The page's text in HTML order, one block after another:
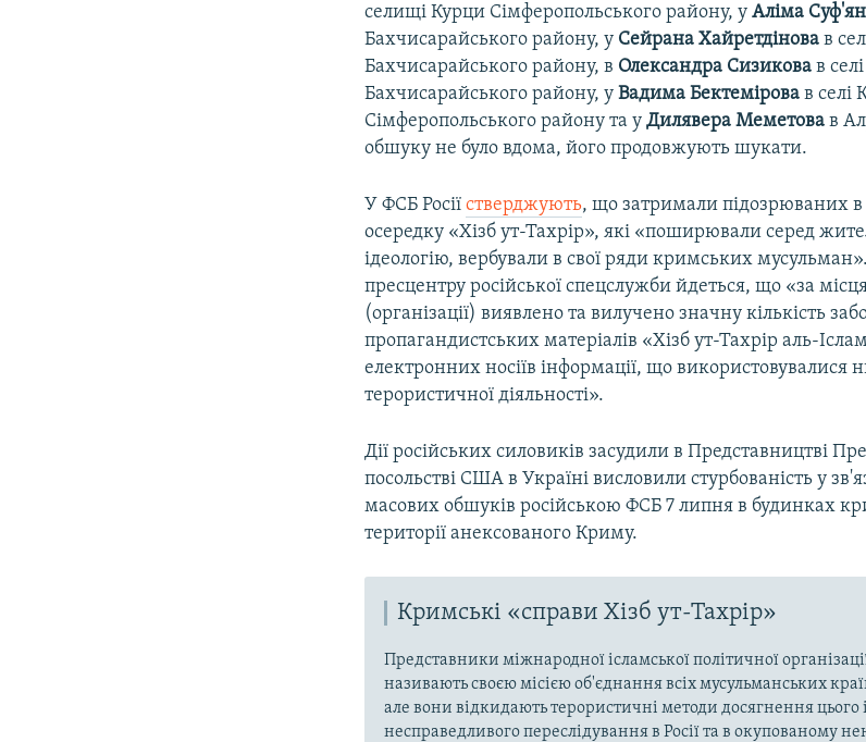
селищі Курци Сімферопольського району, уАліма
Бахчисарайського району, у Сейрана Хайретдінова в
Бахчисарайського району, в Олександра Сизикова в
Бахчисарайського району, уВадима Бектемірова в селі
Сімферопольського району та уДилявера Меметова в
обшуку не було вдома, його продовжують шукати.
У ФСБ Росіїстверджують, що затримали підозрюваних в
осередку «Хізб ут-Тахрір», які «поширювали серед
ідеологію, вербували в свої ряди кримських
пресцентру російської спецслужби йдеться, що «за
(організації) виявлено та вилучено значну кількість
пропагандистських матеріалів «Хізб ут-Тахрір аль-
електронних носіїв інформації, що використовувалися
терористичної діяльності».
Дії російських силовиків засудили в Представництві
посольстві США в Україні висловили стурбованість у
масових обшуків російською ФСБ 7 липня в будинках
території анексованого Криму.​
Кримські «справи Хізб ут-Тахрір»
Представники міжнародної ісламської політичної
називають своєю місією об'єднання всіх мусульманських
але вони відкидають терористичні методи досягнення цього
несправедливого переслідування в Росії та в окупованому